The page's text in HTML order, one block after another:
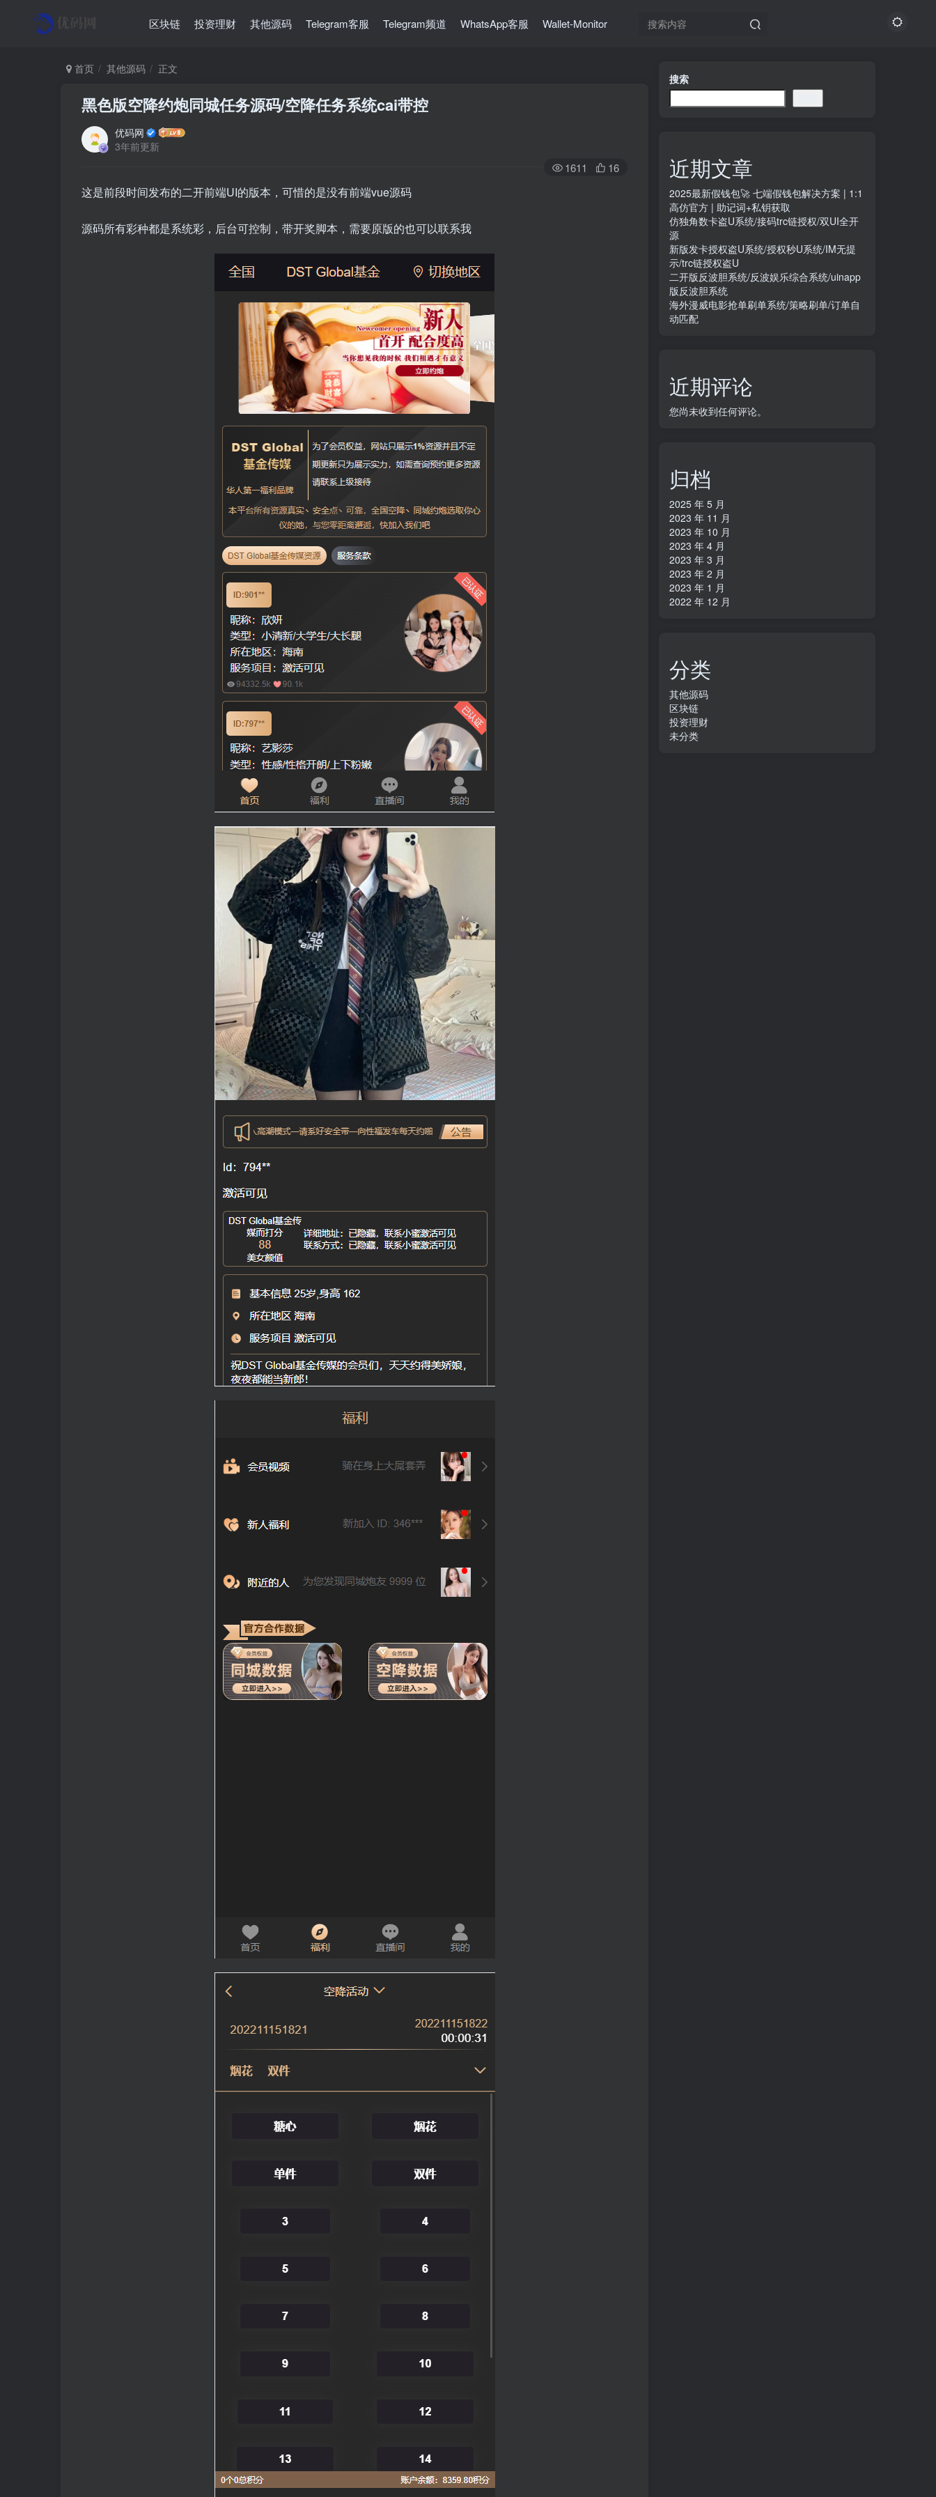
区块链 投资理财 其他源码 Telegram客服 Telegram频道 WhatsApp客服 Wallet-Monitor
首页 其他源码 正文
黑色版空降约炮同城任务源码/空降任务系统cai带控
优码网
3年前更新
1611 16
这是前段时间发布的二开前端UI的版本，可惜的是没有前端vue源码
源码所有彩种都是系统彩，后台可控制，带开奖脚本，需要原版的也可以联系我
搜索
近期文章
2025最新假钱包🚀 七端假钱包解决方案 | 1:1
高仿官方 | 助记词+私钥获取
仿独角数卡盗U系统/接码trc链授权/双UI全开
源
新版发卡授权盗U系统/授权秒U系统/IM无提
示/trc链授权盗U
二开版反波胆系统/反波娱乐综合系统/uinapp
版反波胆系统
海外漫威电影抢单刷单系统/策略刷单/订单自
动匹配
近期评论
您尚未收到任何评论。
归档
2025 年 5 月
2023 年 11 月
2023 年 10 月
2023 年 4 月
2023 年 3 月
2023 年 2 月
2023 年 1 月
2022 年 12 月
分类
其他源码
区块链
投资理财
未分类